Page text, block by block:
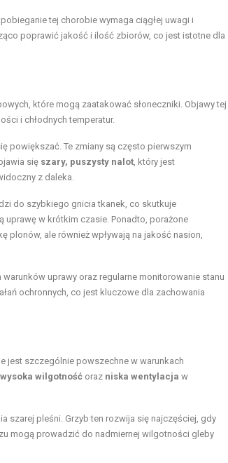
tej chorobie wymaga ciągłej uwagi i
poprawić jakość i ilość zbiorów, co jest istotne dla
które mogą zaatakować słoneczniki. Objawy tej
i chłodnych temperatur.
powiększać. Te zmiany są często pierwszym
się szary, puszysty nalot , który jest
z daleka.
do szybkiego gnicia tkanek, co skutkuje
uprawę w krótkim czasie. Ponadto, porażone
plonów, ale również wpływają na jakość nasion,
uprawy oraz regularne monitorowanie stanu
ochronnych, co jest kluczowe dla zachowania
jest szczególnie powszechne w warunkach
wysoka wilgotność oraz niska wentylacja w
szarej pleśni. Grzyb ten rozwija się najczęściej, gdy
mogą prowadzić do nadmiernej wilgotności gleby